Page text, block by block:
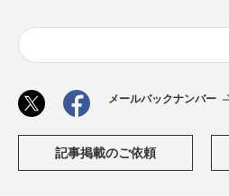
メールバックナンバー
記事掲載のご依頼